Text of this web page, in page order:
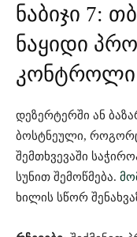
ნაბიჯი 7:
ნაყიდი
კონტროლი
დეზერტერში ან
ბოსტნეული, როგორც
შემთხვევაში
სუნით შემოწმება.
ხილის სწორ